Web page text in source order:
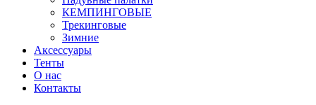
КЕМПИНГОВЫЕ
Трекинговые
Зимние
Аксессуары
Тенты
О нас
Контакты